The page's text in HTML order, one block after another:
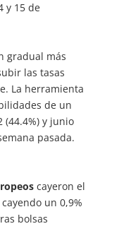
y 15 de
gradual más
las tasas
La herramienta
de un
(44.4%) y junio
pasada.
cayeron el
un 0,9%
bolsas